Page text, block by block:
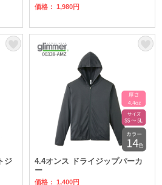
価格： 1,980円
ジ
4.4オンス ドライジップパーカ
ー
価格： 1,400円